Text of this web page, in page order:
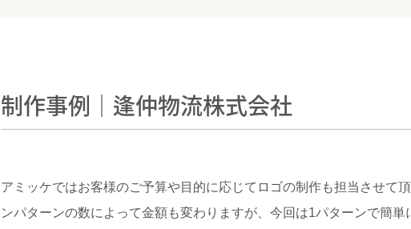
制作事例｜逢仲物流株式会社
アミッケではお客様のご予算や目的に応じてロゴの制作も担当させて
ンパターンの数によって金額も変わりますが、今回は1パターンで簡